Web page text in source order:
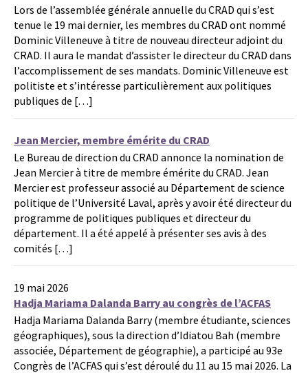
Lors de l’assemblée générale annuelle du CRAD qui s’est
tenue le 19 mai dernier, les membres du CRAD ont nommé
Dominic Villeneuve à titre de nouveau directeur adjoint du
CRAD. Il aura le mandat d’assister le directeur du CRAD dans
l’accomplissement de ses mandats. Dominic Villeneuve est
politiste et s’intéresse particulièrement aux politiques
publiques de […]
Jean Mercier, membre émérite du CRAD
Le Bureau de direction du CRAD annonce la nomination de
Jean Mercier à titre de membre émérite du CRAD. Jean
Mercier est professeur associé au Département de science
politique de l’Université Laval, après y avoir été directeur du
programme de politiques publiques et directeur du
département. Il a été appelé à présenter ses avis à des
comités […]
19 mai 2026
Hadja Mariama Dalanda Barry au congrès de l’ACFAS
Hadja Mariama Dalanda Barry (membre étudiante, sciences
géographiques), sous la direction d’Idiatou Bah (membre
associée, Département de géographie), a participé au 93e
Congrès de l’ACFAS qui s’est déroulé du 11 au 15 mai 2026. La